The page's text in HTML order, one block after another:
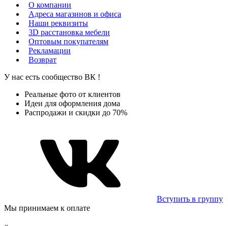
О компании
Адреса магазинов и офиса
Наши реквизиты
3D расстановка мебели
Оптовым покупателям
Рекламации
Возврат
У нас есть сообщество ВК !
Реальные фото от клиентов
Идеи для оформления дома
Распродажи и скидки до 70%
Вступить в группу
Мы принимаем к оплате